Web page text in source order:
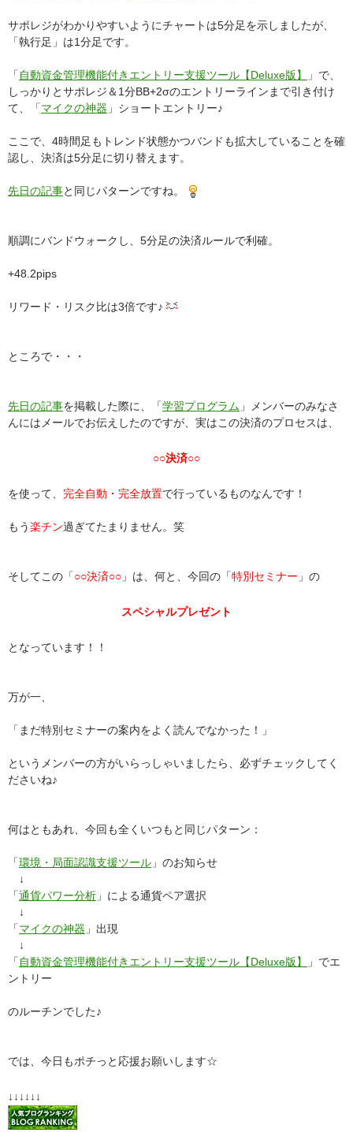
サポレジがわかりやすいようにチャートは5分足を示しましたが、
「執行足」は1分足です。
「 自動資金管理機能付きエントリー支援ツール【Deluxe版】
」で、
しっかりとサポレジ＆1分BB+2σのエントリーラインまで引き付け
て、「マイクの神器 」ショートエントリー♪
ここで、4時間足もトレンド状態かつバンドも拡大していることを確
認し、決済は5分足に切り替えます。
先日の記事と同じパターンですね。
順調にバンドウォークし、5分足の決済ルールで利確。
+48.2pips
リワード・リスク比は3倍です♪
ところで・・・
先日の記事を掲載した際に、「学習プログラム 」メンバーのみなさ
んにはメールでお伝えしたのですが、実はこの決済のプロセスは、
○○決済○○
を使って、 完全自動 ・ 完全放置で行っているものなんです！
もう楽チン過ぎてたまりません。笑
そしてこの「○○決済○○ 」は、何と、今回の「特別セミナー 」の
スペシャルプレゼント
となっています！！
万が一、
「まだ特別セミナーの案内をよく読んでなかった！」
というメンバーの方がいらっしゃいましたら、必ずチェックしてく
ださいね♪
何はともあれ、今回も全くいつもと同じパターン：
「環境・局面認識支援ツール 」のお知らせ
↓
「通貨パワー分析 」による通貨ペア選択
↓
「マイクの神器 」出現
↓
「 自動資金管理機能付きエントリー支援ツール【Deluxe版】
」でエ
ントリー
のルーチンでした♪
では、今日もポチっと応援お願いします☆
↓↓↓↓↓↓